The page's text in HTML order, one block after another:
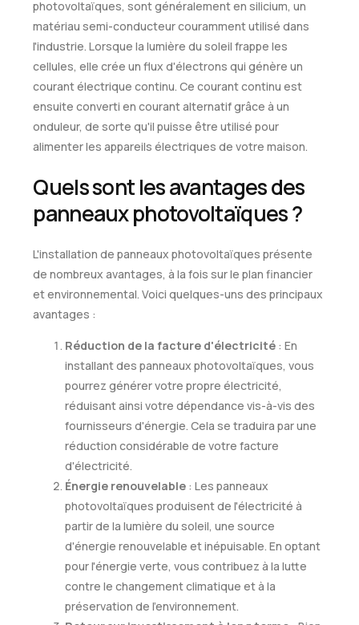
photovoltaïques, sont généralement en silicium, un
matériau semi-conducteur couramment utilisé dans
l'industrie. Lorsque la lumière du soleil frappe les
cellules, elle crée un flux d'électrons qui génère un
courant électrique continu. Ce courant continu est
ensuite converti en courant alternatif grâce à un
onduleur, de sorte qu'il puisse être utilisé pour
alimenter les appareils électriques de votre maison.
Quels sont les avantages des
panneaux photovoltaïques ?
L'installation de panneaux photovoltaïques présente
de nombreux avantages, à la fois sur le plan financier
et environnemental. Voici quelques-uns des principaux
avantages :
Réduction de la facture d'électricité : En
installant des panneaux photovoltaïques, vous
pourrez générer votre propre électricité,
réduisant ainsi votre dépendance vis-à-vis des
fournisseurs d'énergie. Cela se traduira par une
réduction considérable de votre facture
d'électricité.
Énergie renouvelable : Les panneaux
photovoltaïques produisent de l'électricité à
partir de la lumière du soleil, une source
d'énergie renouvelable et inépuisable. En optant
pour l'énergie verte, vous contribuez à la lutte
contre le changement climatique et à la
préservation de l'environnement.